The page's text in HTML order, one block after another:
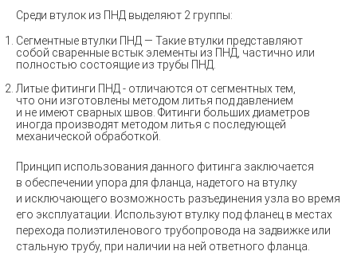
Среди втулок из ПНД выделяют 2 группы:
Сегментные втулки ПНД — Такие втулки представляют
собой сваренные встык элементы из ПНД, частично или
полностью состоящие из трубы ПНД.
Литые фитинги ПНД - отличаются от сегментных тем,
что они изготовлены методом литья под давлением
и не имеют сварных швов. Фитинги больших диаметров
иногда производят методом литья с последующей
механической обработкой.
Принцип использования данного фитинга заключается
в обеспечении упора для фланца, надетого на втулку
и исключающего возможность разъединения узла во время
его эксплуатации. Используют втулку под фланец в местах
перехода полиэтиленового трубопровода на задвижке или
стальную трубу, при наличии на ней ответного фланца.